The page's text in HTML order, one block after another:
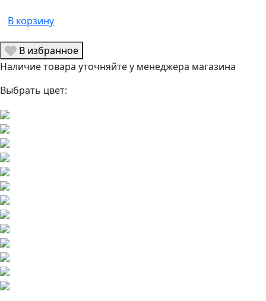
В корзину
В избранное
Наличие товара уточняйте у менеджера магазина
Выбрать цвет: